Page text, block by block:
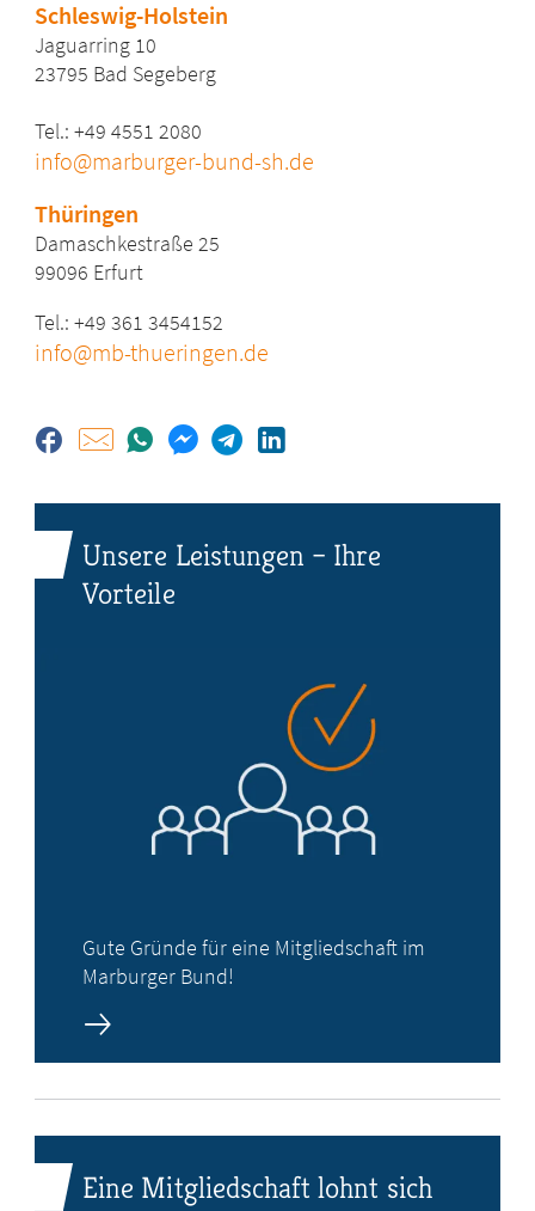
Schleswig-Holstein
Jaguarring 10
23795 Bad Segeberg
Tel.: +49 4551 2080
info@marburger-bund-sh.de
Thüringen
Damaschkestraße 25
99096 Erfurt
Tel.: +49 361 3454152
info@mb-thueringen.de
Unsere Leistungen – Ihre
Vorteile
Gute Gründe für eine Mitgliedschaft im
Marburger Bund!
Eine Mitgliedschaft lohnt sich